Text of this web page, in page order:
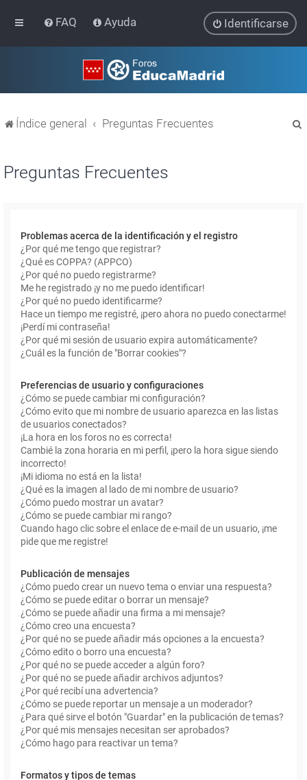
FAQ Ayuda Identificarse
Índice general Preguntas Frecuentes
Preguntas Frecuentes
Problemas acerca de la identificación y el registro
¿Por qué me tengo que registrar?
¿Qué es COPPA? (APPCO)
¿Por qué no puedo registrarme?
Me he registrado ¡y no me puedo identificar!
¿Por qué no puedo identificarme?
Hace un tiempo me registré, ¡pero ahora no puedo conectarme!
¡Perdí mi contraseña!
¿Por qué mi sesión de usuario expira automáticamente?
¿Cuál es la función de "Borrar cookies"?
Preferencias de usuario y configuraciones
¿Cómo se puede cambiar mi configuración?
¿Cómo evito que mi nombre de usuario aparezca en las listas
de usuarios conectados?
¡La hora en los foros no es correcta!
Cambié la zona horaria en mi perfil, ¡pero la hora sigue siendo
incorrecto!
¡Mi idioma no está en la lista!
¿Qué es la imagen al lado de mi nombre de usuario?
¿Cómo puedo mostrar un avatar?
¿Cómo se puede cambiar mi rango?
Cuando hago clic sobre el enlace de e-mail de un usuario, ¡me
pide que me registre!
Publicación de mensajes
¿Cómo puedo crear un nuevo tema o enviar una respuesta?
¿Cómo se puede editar o borrar un mensaje?
¿Cómo se puede añadir una firma a mi mensaje?
¿Cómo creo una encuesta?
¿Por qué no se puede añadir más opciones a la encuesta?
¿Cómo edito o borro una encuesta?
¿Por qué no se puede acceder a algún foro?
¿Por qué no se puede añadir archivos adjuntos?
¿Por qué recibí una advertencia?
¿Cómo se puede reportar un mensaje a un moderador?
¿Para qué sirve el botón "Guardar" en la publicación de temas?
¿Por qué mis mensajes necesitan ser aprobados?
¿Cómo hago para reactivar un tema?
Formatos y tipos de temas